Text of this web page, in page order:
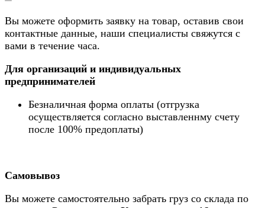
Вы можете оформить заявку на товар, оставив свои
контактные данные, наши специалисты свяжутся с
вами в течение часа.
Для организаций и индивидуальных
предпринимателей
Безналичная форма оплаты (отгрузка
осуществляется согласно выставленнму счету
после 100% предоплаты)
Самовывоз
Вы можете самостоятельно забрать груз со склада по